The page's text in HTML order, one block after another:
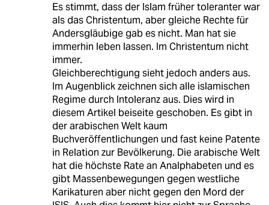
Es stimmt, dass der Islam früher toleranter war
als das Christentum, aber gleiche Rechte für
Andersgläubige gab es nicht. Man hat sie
immerhin leben lassen. Im Christentum nicht
immer.
Gleichberechtigung sieht jedoch anders aus.
Im Augenblick zeichnen sich alle islamischen
Regime durch Intoleranz aus. Dies wird in
diesem Artikel beiseite geschoben. Es gibt in
der arabischen Welt kaum
Buchveröffentlichungen und fast keine Patente
in Relation zur Bevölkerung. Die arabische Welt
hat die höchste Rate an Analphabeten und es
gibt Massenbewegungen gegen westliche
Karikaturen aber nicht gegen den Mord der